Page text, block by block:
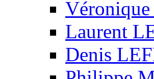
Laurent
Denis